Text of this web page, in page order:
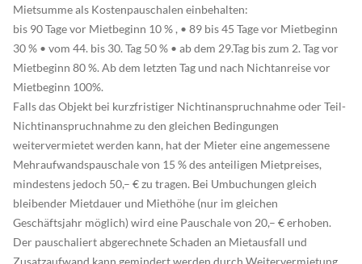
Mietsumme als Kostenpauschalen einbehalten:
bis 90 Tage vor Mietbeginn 10 % , • 89 bis 45 Tage vor Mietbeginn
30 % • vom 44. bis 30. Tag 50 % • ab dem 29.Tag bis zum 2. Tag vor
Mietbeginn 80 %. Ab dem letzten Tag und nach Nichtanreise vor
Mietbeginn 100%.
Falls das Objekt bei kurzfristiger Nichtinanspruchnahme oder Teil-
Nichtinanspruchnahme zu den gleichen Bedingungen
weitervermietet werden kann, hat der Mieter eine angemessene
Mehraufwandspauschale von 15 % des anteiligen Mietpreises,
mindestens jedoch 50,– € zu tragen. Bei Umbuchungen gleich
bleibender Mietdauer und Miethöhe (nur im gleichen
Geschäftsjahr möglich) wird eine Pauschale von 20,– € erhoben.
Der pauschaliert abgerechnete Schaden an Mietausfall und